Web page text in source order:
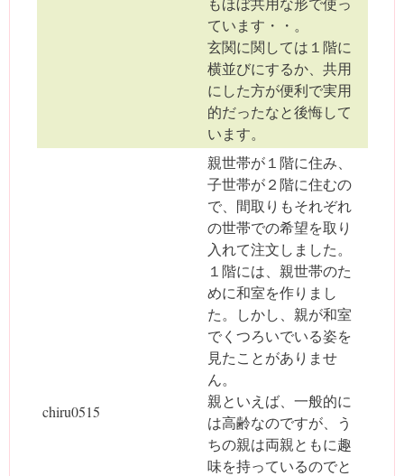
ています・・。
玄関に関しては１階に
横並びにするか、共用
にした方が便利で実用
的だったなと後悔して
います。
chiru0515
親世帯が１階に住み、
子世帯が２階に住むの
で、間取りもそれぞれ
の世帯での希望を取り
入れて注文しました。
１階には、親世帯のた
めに和室を作りまし
た。しかし、親が和室
でくつろいでいる姿を
見たことがありませ
ん。
親といえば、一般的に
は高齢なのですが、う
ちの親は両親ともに趣
味を持っているのでと